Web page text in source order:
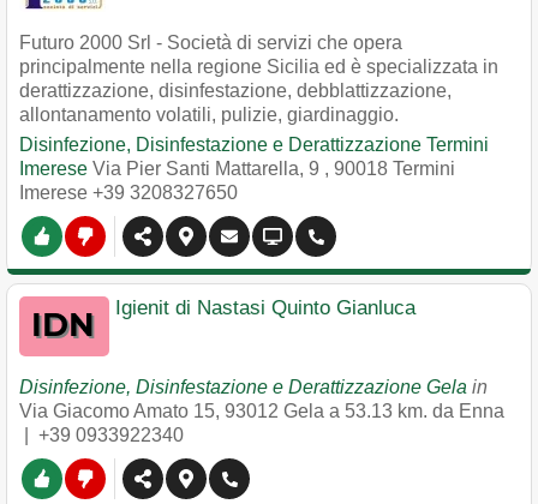
Futuro 2000 Srl - Società di servizi che opera
principalmente nella regione Sicilia ed è specializzata in
derattizzazione, disinfestazione, debblattizzazione,
allontanamento volatili, pulizie, giardinaggio.
Disinfezione, Disinfestazione e Derattizzazione Termini
Imerese Via Pier Santi Mattarella, 9 , 90018 Termini
Imerese +39 3208327650
Igienit di Nastasi Quinto Gianluca
Disinfezione, Disinfestazione e Derattizzazione Gela in
Via Giacomo Amato 15, 93012 Gela a 53.13 km. da Enna
+39 0933922340